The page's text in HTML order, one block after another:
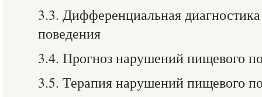
3.3. Дифференциальная
поведения
3.4. Прогноз нарушений пищевого
3.5. Терапия нарушений пищевого